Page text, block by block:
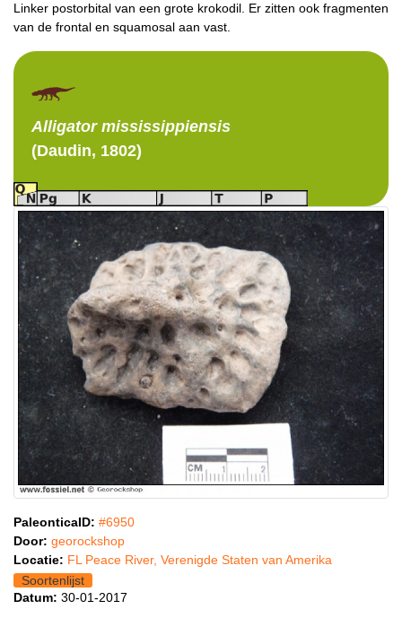
Linker postorbital van een grote krokodil. Er zitten ook fragmenten
van de frontal en squamosal aan vast.
Alligatormississippiensis
(Daudin, 1802)
PaleonticaID: #6950
Door: georockshop
Locatie: FL Peace River, Verenigde Staten van Amerika
Soortenlijst
Datum: 30-01-2017